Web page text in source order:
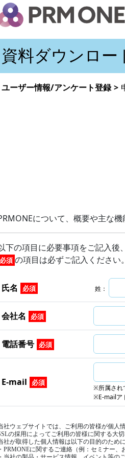
資料ダウンロー
ユーザー情報/アンケート登録 >
について、概要や主な
下の項目に必要事項をご記入後
必須 の項目は必ずご記入ください。
氏名 必須 姓：
会社名 必須
電話番号 必須
E-mail 必須
※所属され
※E-mailア
社ウェブサイトでは、ご利用の皆様が個人
の採用によってご利用の皆様に関する大
社が取得した個人情報は以下の目的のため
・PRMONEに関するご連絡（例：セミナー、